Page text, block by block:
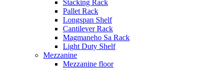
Stacking Rack
Pallet Rack
Longspan Shelf
Cantilever Rack
Magmaneho Sa Rack
Light Duty Shelf
Mezzanine
Mezzanine floor